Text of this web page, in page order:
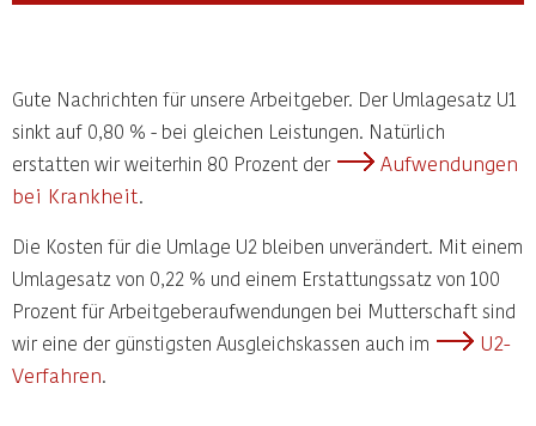
Gute Nachrichten für unsere Arbeitgeber. Der Umlagesatz U1
sinkt auf 0,80 % - bei gleichen Leistungen. Natürlich
erstatten wir weiterhin 80 Prozent der
Aufwendungen
bei Krankheit.
Die Kosten für die Umlage U2 bleiben unverändert. Mit einem
Umlagesatz von 0,22 % und einem Erstattungssatz von 100
Prozent für Arbeitgeberaufwendungen bei Mutterschaft sind
wir eine der günstigsten Ausgleichskassen auch im
U2-
Verfahren.